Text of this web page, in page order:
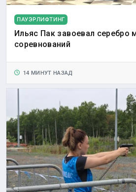
ПАУЭРЛИФТИНГ
Ильяс Пак завоевал серебро
соревнований
14 МИНУТ НАЗАД